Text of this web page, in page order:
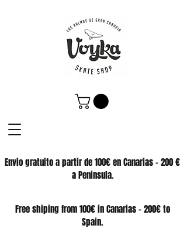
Envio gratuito a partir de 100€ en Canarias - 200 €
a Peninsula.
SKATE SHOP
Free shiping from 100€ in Canarias - 200€ to
Spain.